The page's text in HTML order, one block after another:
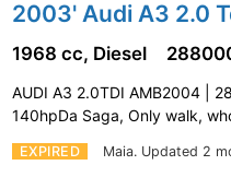
2003' Audi A3 2.0
EXPIRED Maia. Updated 2
1968 cc, Diesel
AUDI A3 2.0TDI AMB2004 |
140hpDa Saga, Only walk,